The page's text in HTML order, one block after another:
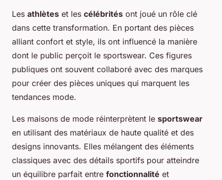
Les athlètes et les célébrités ont joué un rôle clé
dans cette transformation. En portant des pièces
alliant confort et style, ils ont influencé la manière
dont le public perçoit le sportswear. Ces figures
publiques ont souvent collaboré avec des marques
pour créer des pièces uniques qui marquent les
tendances mode.
Les maisons de mode réinterprètent le sportswear
en utilisant des matériaux de haute qualité et des
designs innovants. Elles mélangent des éléments
classiques avec des détails sportifs pour atteindre
un équilibre parfait entre fonctionnalité et